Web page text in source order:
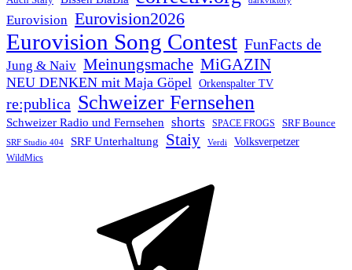
Eurovision Eurovision2026
Eurovision Song Contest FunFacts de
Jung & Naiv Meinungsmache MiGAZIN
NEU DENKEN mit Maja Göpel Orkenspalter TV
re:publica Schweizer Fernsehen
Schweizer Radio und Fernsehen shorts SPACE FROGS SRF Bounce
SRF Studio 404 SRF Unterhaltung Staiy Verdi Volksverpetzer
WildMics